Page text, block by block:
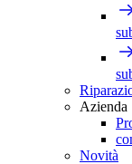
Azienda
Novità